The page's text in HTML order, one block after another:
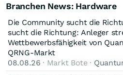
Branchen News: Hardware
Die Community sucht die
sucht die Richtung: Anleger
Wettbewerbsfähigkeit von
QRNG-Markt
08.08.26 · Markt Bote ·